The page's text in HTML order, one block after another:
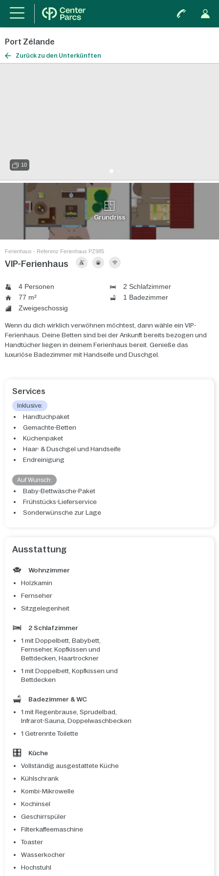
Port Zélande
Zurück zu den Unterkünften
10
Grundriss
Ferienhaus - Referenz Ferienhaus PZ985
VIP-Ferienhaus
4 Personen
2 Schlafzimmer
77 m²
1 Badezimmer
Zweigeschossig
Wenn du dich wirklich verwöhnen möchtest, dann wähle ein VIP-
Ferienhaus. Deine Betten sind bei der Ankunft bereits bezogen und
Handtücher liegen in deinem Ferienhaus bereit. Genieße das
luxuriöse Badezimmer mit Handseife und Duschgel.
Services
Inklusive:
Handtuchpaket
Gemachte-Betten
Küchenpaket
Haar- & Duschgel und Handseife
Endreinigung
Auf Wunsch:
Baby-Bettwäsche-Paket
Frühstücks-Lieferservice
Sonderwünsche zur Lage
Ausstattung
Wohnzimmer
Holzkamin
Fernseher
Sitzgelegenheit
2 Schlafzimmer
1 mit Doppelbett, Babybett,
Fernseher, Kopfkissen und
Bettdecken, Haartrockner
1 mit Doppelbett, Kopfkissen und
Bettdecken
Badezimmer & WC
1 mit Regenbrause, Sprudelbad,
Infrarot-Sauna, Doppelwaschbecken
1 Getrennte Toilette
Küche
Vollständig ausgestattete Küche
Kühlschrank
Kombi-Mikrowelle
Kochinsel
Geschirrspüler
Filterkaffeemaschine
Toaster
Wasserkocher
Hochstuhl